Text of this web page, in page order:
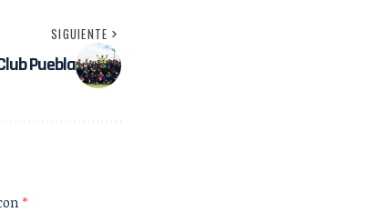
SIGUIENTE
Puebla
*